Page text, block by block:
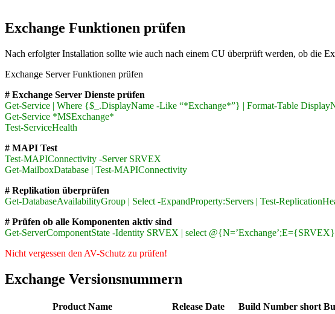
Exchange Funktionen prüfen
Nach erfolgter Installation sollte wie auch nach einem CU überprüft werden, ob die
Exchange Server Funktionen prüfen
# Exchange Server Dienste prüfen
Get-Service | Where {$_.DisplayName -Like “*Exchange*”} | Format-Table
Get-Service *MSExchange*
Test-ServiceHealth
# MAPI Test
Test-MAPIConnectivity -Server SRVEX
Get-MailboxDatabase | Test-MAPIConnectivity
# Replikation überprüfen
Get-DatabaseAvailabilityGroup | Select -ExpandProperty:Servers | Test-
# Prüfen ob alle Komponenten aktiv sind
Get-ServerComponentState -Identity SRVEX | select
Nicht vergessen den AV-Schutz zu prüfen!
Exchange Versionsnummern
Product Name Release Date Build Number short